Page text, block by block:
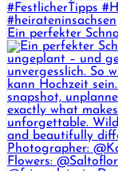
Ein perfekter